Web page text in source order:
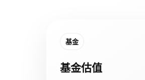
基金
基金估值